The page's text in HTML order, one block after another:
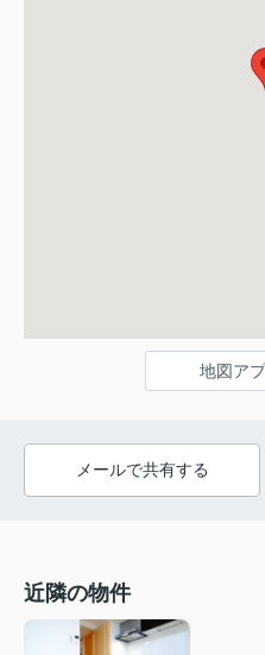
地図ア
メールで共有する
近隣の物件